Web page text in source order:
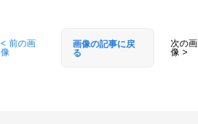
< 前の画
像
画像の記事に戻
る
次の画
像 >